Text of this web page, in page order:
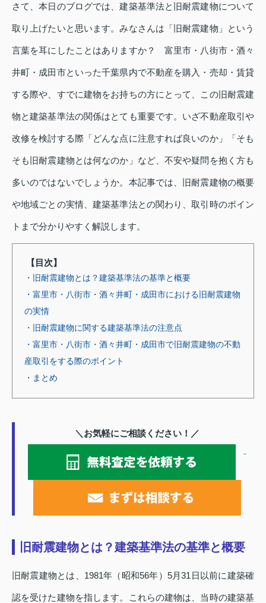
さて、本日のブログでは、建築基準法と旧耐震建物について
取り上げたいと思います。みなさんは「旧耐震建物」という
言葉を耳にしたことはありますか？ 富里市・八街市・酒々
井町・成田市といった千葉県内で不動産を購入・売却・賃貸
する際や、すでに建物をお持ちの方にとって、この旧耐震建
物と建築基準法の関係はとても重要です。いざ不動産取引や
改修を検討する際「どんな点に注意すれば良いのか」「そも
そも旧耐震建物とは何なのか」など、不安や疑問を抱く方も
多いのではないでしょうか。本記事では、旧耐震建物の概要
や地域ごとの実情、建築基準法との関わり、取引時のポイン
トまで分かりやすく解説します。
【目次】
・旧耐震建物とは？建築基準法の基準と概要
・富里市・八街市・酒々井町・成田市における旧耐震建物
の実情
・旧耐震建物に関する建築基準法の注意点
・富里市・八街市・酒々井町・成田市で旧耐震建物の不動
産取引をする際のポイント
・まとめ
＼お気軽にご相談ください！／
旧耐震建物とは？建築基準法の基準と概要
旧耐震建物とは、1981年（昭和56年）5月31日以前に建築確
認を受けた建物を指します。これらの建物は、当時の建築基